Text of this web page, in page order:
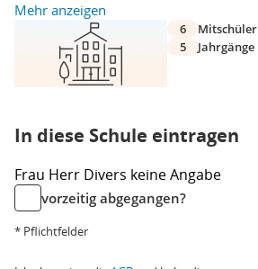
Mehr anzeigen
6
Mitschüler
5
Jahrgänge
In diese Schule eintragen
Frau Herr Divers keine Angabe
vorzeitig abgegangen?
* Pflichtfelder